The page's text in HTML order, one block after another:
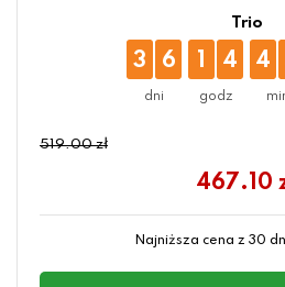
Trio
3 6 1 4 4
519.00 zł
467.10
Najniższa cena z 30